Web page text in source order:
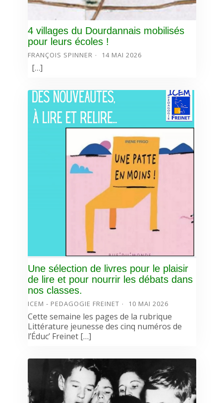
4 villages du Dourdannais mobilisés
pour leurs écoles !
FRANÇOIS SPINNER 14 MAI 2026
[…]
Une sélection de livres pour le plaisir
de lire et pour nourrir les débats dans
nos classes.
ICEM - PEDAGOGIE FREINET 10 MAI 2026
Cette semaine les pages de la rubrique
Littérature jeunesse des cinq numéros de
l’Éduc’ Freinet […]